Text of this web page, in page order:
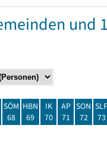
und
SÖM
68
HBN
69
IK
70
AP
71
SON
72
SLF
73